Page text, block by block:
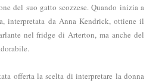
del suo gatto scozzese. Quando inizia a
interpretata da Anna Kendrick, ottiene il
nel fridge di Arterton, ma anche del
offerta la scelta di interpretare la donna